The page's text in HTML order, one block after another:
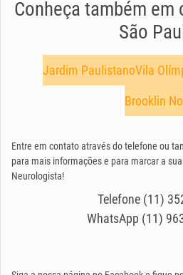
Conheça também
São
Jardim PaulistanoVila
Brooklin
Entre em contato através do telefone ou
para mais informações e para marcar a
Neurologista!
Telefone (11)
WhatsApp (11)